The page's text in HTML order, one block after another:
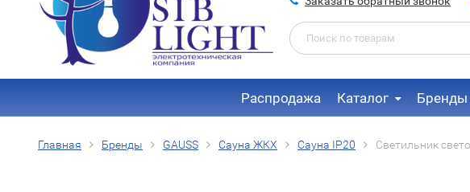
Распродажа Каталог Бренды
Главная Бренды GAUSS Сауна ЖКХ Сауна IP20 Светильник